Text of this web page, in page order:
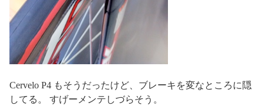
Cervelo P4 もそうだったけど、ブレーキを変なところに隠
してる。 すげーメンテしづらそう。